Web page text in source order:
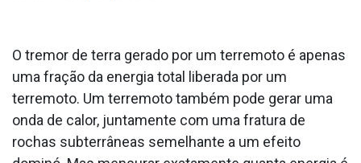
O tremor de terra gerado por um terremoto é apenas
uma fração da energia total liberada por um
terremoto. Um terremoto também pode gerar uma
onda de calor, juntamente com uma fratura de
rochas subterrâneas semelhante a um efeito